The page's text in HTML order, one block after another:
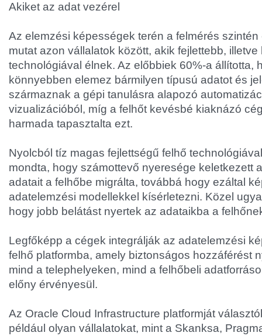
Akiket az adat vezérel
Az elemzési képességek terén a felmérés
mutat azon vállalatok között, akik fejlettebb,
technológiával élnek. Az előbbiek 60%-a állította,
könnyebben elemez bármilyen típusú adatot és
származnak a gépi tanulásra alapozó
vizualizációból, míg a felhőt kevésbé kiaknázó
harmada tapasztalta ezt.
Nyolcból tíz magas fejlettségű felhő
mondta, hogy számottevő nyeresége keletkezett
adatait a felhőbe migrálta, továbbá hogy ezáltal
adatelemzési modellekkel kísérletezni. Közel
hogy jobb belátást nyertek az adataikba a
Legfőképp a cégek integrálják az adatelemzési
felhő platformba, amely biztonságos hozzáférést
mind a telephelyeken, mind a felhőbeli
előny érvényesül.
Az Oracle Cloud Infrastructure platformját
például olyan vállalatokat, mint a Skanksa,